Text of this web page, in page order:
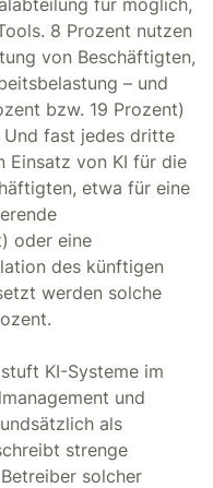
für möglich,
8 Prozent nutzen
von Beschäftigten,
– und
bzw. 19 Prozent)
fast jedes dritte
Einsatz von KI für die
etwa für eine
oder eine
des künftigen
werden solche
KI-Systeme im
und
als
strenge
solcher